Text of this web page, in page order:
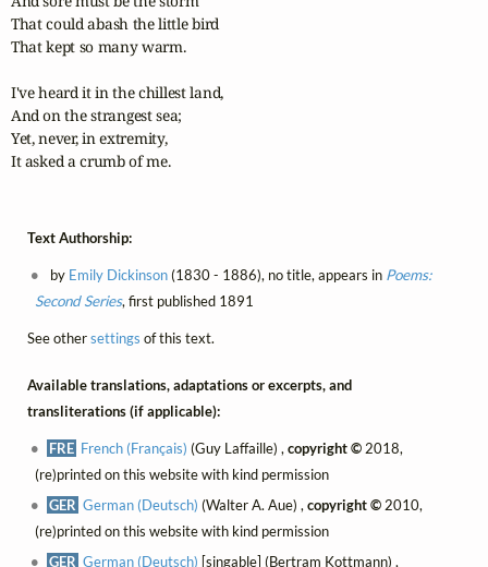
That could abash the little bird
That kept so many warm.
I've heard it in the chillest land,
And on the strangest sea;
Yet, never, in extremity,
It asked a crumb of me.
Text Authorship:
by Emily Dickinson(1830 - 1886), no title, appears in Poems:
Second Series, first published 1891
See othersettings of this text.
Available translations, adaptations or excerpts, and
transliterations (if applicable):
FRE French (Français) (Guy Laffaille) ,copyright © 2018,
(re)printed on this website with kind permission
GER German (Deutsch) (Walter A. Aue) ,copyright © 2010,
(re)printed on this website with kind permission
GER German (Deutsch) [singable] (Bertram Kottmann) ,